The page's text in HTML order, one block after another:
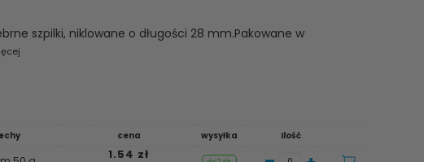
szpilki, niklowane o długości 28 mm.Pakowane w
cena wysyłka Ilość
1.54 zł